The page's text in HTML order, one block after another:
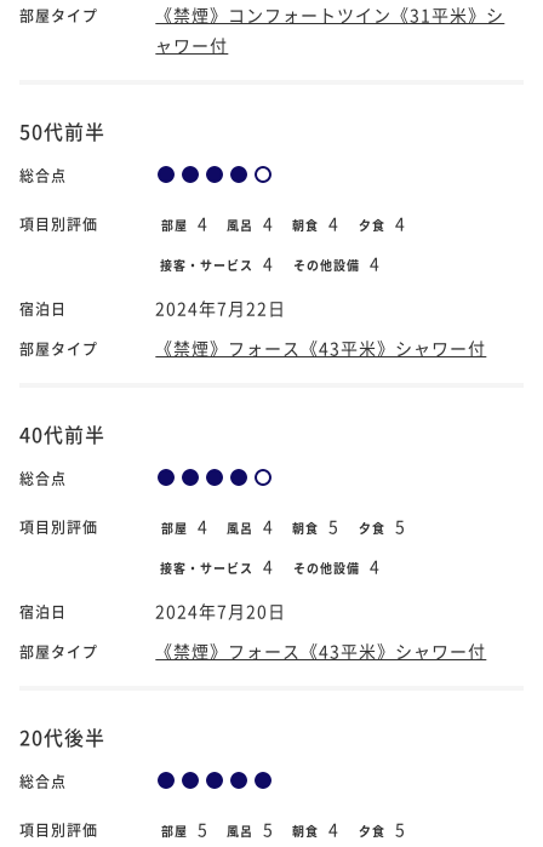
部屋タイプ
《禁煙》コンフォートツイン《31平米》シ
ャワー付
50代前半
総合点
項目別評価 部屋 4 風呂 4 朝食 4 夕食 4
接客・サービス 4 その他設備 4
宿泊日 2024年7月22日
部屋タイプ 《禁煙》フォース《43平米》シャワー付
40代前半
総合点
項目別評価 部屋 4 風呂 4 朝食 5 夕食 5
接客・サービス 4 その他設備 4
宿泊日 2024年7月20日
部屋タイプ 《禁煙》フォース《43平米》シャワー付
20代後半
総合点
項目別評価 部屋 5 風呂 5 朝食 4 夕食 5